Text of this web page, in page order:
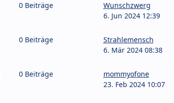
0 Beiträge
Wunschzwerg
6. Jun 2024 12:39
0 Beiträge
Strahlemensch
6. Mär 2024 08:38
0 Beiträge
mommyofone
23. Feb 2024 10:07